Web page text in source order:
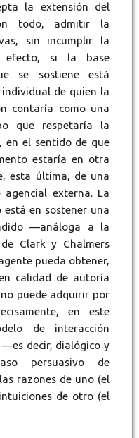
la extensión del
todo, admitir la
sin incumplir la
efecto, si la base
se sostiene está
de quien la
contaría como una
que respetaría la
en el sentido de que
estaría en otra
esta última, de una
agencial externa. La
en sostener una
—análoga a la
Clark y Chalmers
pueda obtener,
calidad de autoría
puede adquirir por
en este
de interacción
decir, dialógico y
persuasivo de
razones de uno (el
de otro (el